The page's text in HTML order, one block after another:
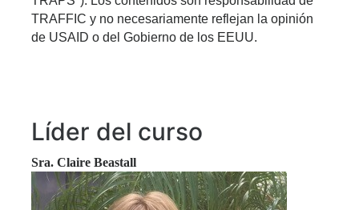
TRAFFIC y no necesariamente reflejan la opinión
de USAID o del Gobierno de los EEUU.
Líder del curso
Sra. Claire Beastall